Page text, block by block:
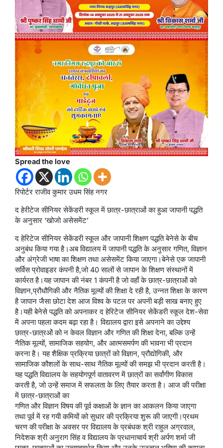
Spread the love
रिपोर्टर राजीव कुमार उधम सिंह नगर
द हेरीटेज सीनियर सेकेंडरी स्कूल में छात्र-छात्राओं का हुआ जापानी पद्धति
के अनुसार ‘खोजो असेसमेंट’
द हेरिटेज सीनियर सेकेंडरी स्कूल और जापानी शिक्षण पद्धति बेनेसे के बीच
अनुबंध किया गया है।अब विद्यालय में जापानी पद्धति के अनुसार गणित, विज्ञान
और अंग्रेजी भाषा का शिक्षण तथा असेसमेंट किया जाएगा।बेनेसे एक जापानी
सर्विस प्रोवाइडर कंपनी है,जो 40 सालों से जापान के शिक्षण संस्थानों में
कार्यरत है।यह जापान की नंबर 1 कंपनी है जो वहाँ के छात्र-छात्राओं को
विज्ञान,प्रौधौगिकी और नैतिक मूल्यों की शिक्षा दे रही है, उन्नत शिक्षा के कारण
है जापान जैसा छोटा देश आज विश्व के पटल पर अपनी बड़ी साख बनाए हुए
है।यही बेनेसे पद्धति को अपनाकर द हेरिटेज सीनियर सेकेंडरी स्कूल देश-सेवा
में अपना पहला कदम बढ़ा रहा है। विद्यालय द्वारा इसे अपनाने का उद्देश्य
छात्र-छात्रओं को न केवल विज्ञान और गणित की शिक्षा देना, बल्कि उन्हें
नैतिक मूल्यों, सामाजिक सहयोग, और आत्मसमर्पण की भावना भी प्रदान
करना है। यह शैक्षिक प्रक्रिया छात्रों को विज्ञान, प्रौद्योगिकी, और
सामाजिक कौशलों के साथ-साथ नैतिक मूल्यों की समझ भी प्रदान करती है।
यह पद्धति विद्यालय के सहयोगपूर्ण वातावरण में छात्रों का सर्वांगीण विकास
करती है, जो उन्हें समाज में सफलता के लिए तैयार करता है। आज की परीक्षा
में छात्र-छात्राओं का
गणित और विज्ञान विषय की पूर्व कक्षाओं के ज्ञान का आकलन किया जाएगा
तथा पूर्व में रह गयी कमियों को सुधार की प्रक्रिया शुरू की जाएगी।प्रथम
चरण की परीक्षा के अवसर पर विद्यालय के प्रबंधक श्री राहुल अग्रवाल,
निदेशक श्री अनुराग सिंह व विद्यालय के प्रधानाचार्य श्री अर्पण शर्मा जी